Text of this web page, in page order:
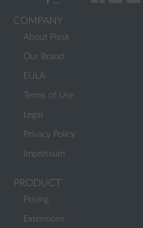
COMPANY
About Plesk
Our Brand
EULA
Terms of Use
Legal
Privacy Policy
Impressum
PRODUCT
Pricing
Extensions